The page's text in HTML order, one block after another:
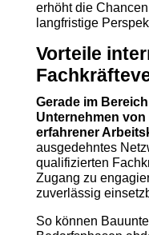
erhöht die
langfristige
Vorteile
Gerade im
Unternehmen
erfahrener
ausgedehntes
qualifizierten
Zugang zu
zuverlässig
So können